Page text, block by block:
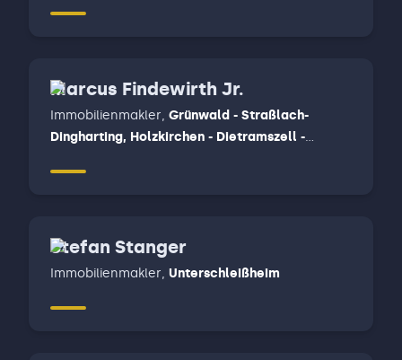
Marcus Findewirth Jr.
Immobilienmakler, Grünwald - Straßlach-
Dingharting, Holzkirchen - Dietramszell -
Sauerlach
Stefan Stanger
Immobilienmakler, Unterschleißheim